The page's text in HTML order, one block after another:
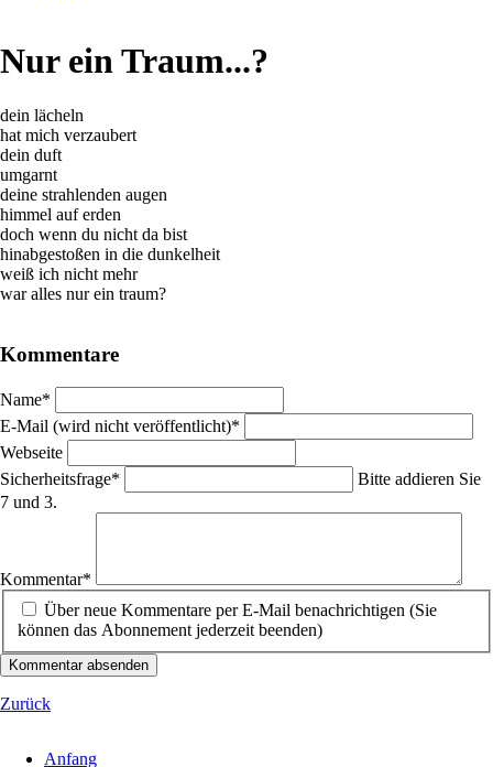
Nur ein Traum...?
dein lächeln
hat mich verzaubert
dein duft
umgarnt
deine strahlenden augen
himmel auf erden
doch wenn du nicht da bist
hinabgestoßen in die dunkelheit
weiß ich nicht mehr
war alles nur ein traum?
Kommentare
Pflichtfeld
Name*
Pflichtfeld
E-Mail (wird nicht veröffentlicht)*
Webseite
Pflichtfeld
Sicherheitsfrage*
Bitte addieren Sie
7 und 3.
Kommentar*
Über neue Kommentare per E-Mail benachrichtigen (Sie
können das Abonnement jederzeit beenden)
Kommentar absenden
Zurück
Anfang